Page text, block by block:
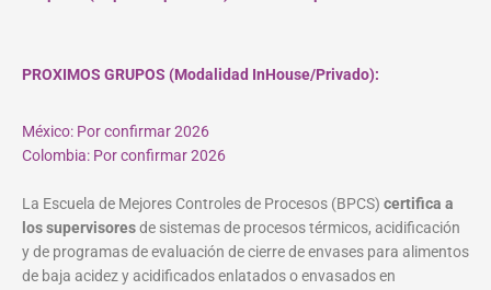
PROXIMOS GRUPOS (Modalidad InHouse/Privado):
México: Por confirmar 2026
Colombia: Por confirmar 2026
La Escuela de Mejores Controles de Procesos (BPCS) certifica a
los supervisoresde sistemas de procesos térmicos, acidificación
y de programas de evaluación de cierre de envases para alimentos
de baja acidez y acidificados enlatados o envasados en